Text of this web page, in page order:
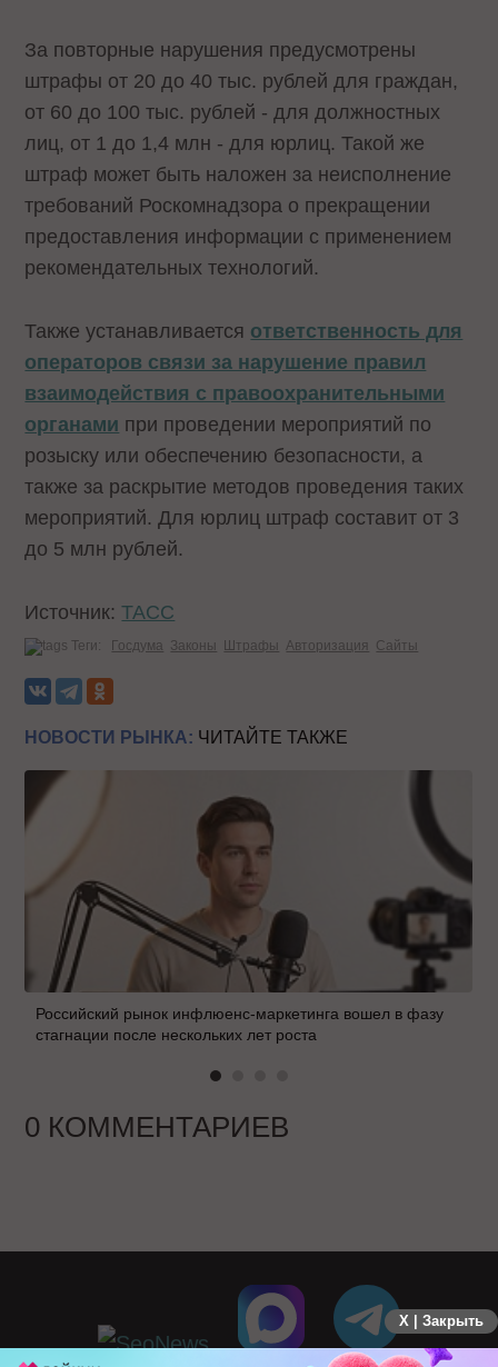
За повторные нарушения предусмотрены
штрафы от 20 до 40 тыс. рублей для граждан,
от 60 до 100 тыс. рублей - для должностных
лиц, от 1 до 1,4 млн - для юрлиц. Такой же
штраф может быть наложен за неисполнение
требований Роскомнадзора о прекращении
предоставления информации с применением
рекомендательных технологий.
Также устанавливается ответственность для
операторов связи за нарушение правил
взаимодействия с правоохранительными
органами при проведении мероприятий по
розыску или обеспечению безопасности, а
также за раскрытие методов проведения таких
мероприятий. Для юрлиц штраф составит от 3
до 5 млн рублей.
Источник:ТАСС
Теги: Госдума Законы Штрафы Авторизация Сайты
НОВОСТИ РЫНКА: ЧИТАЙТЕ ТАКЖЕ
Российский рынок инфлюенс-маркетинга вошел в фазу
стагнации после нескольких лет роста
0 КОММЕНТАРИЕВ
X | Закрыть